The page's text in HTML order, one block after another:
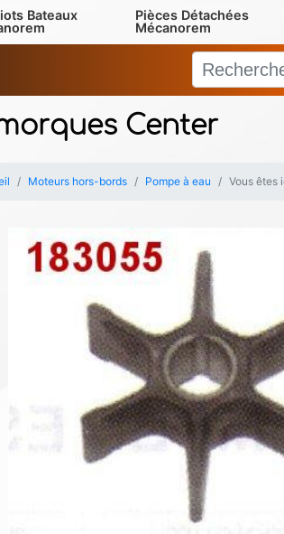
Center
Bateaux
Pièces Détachées
Mécanorem
Moteurs hors-bords Pompe à eau Vous êtes